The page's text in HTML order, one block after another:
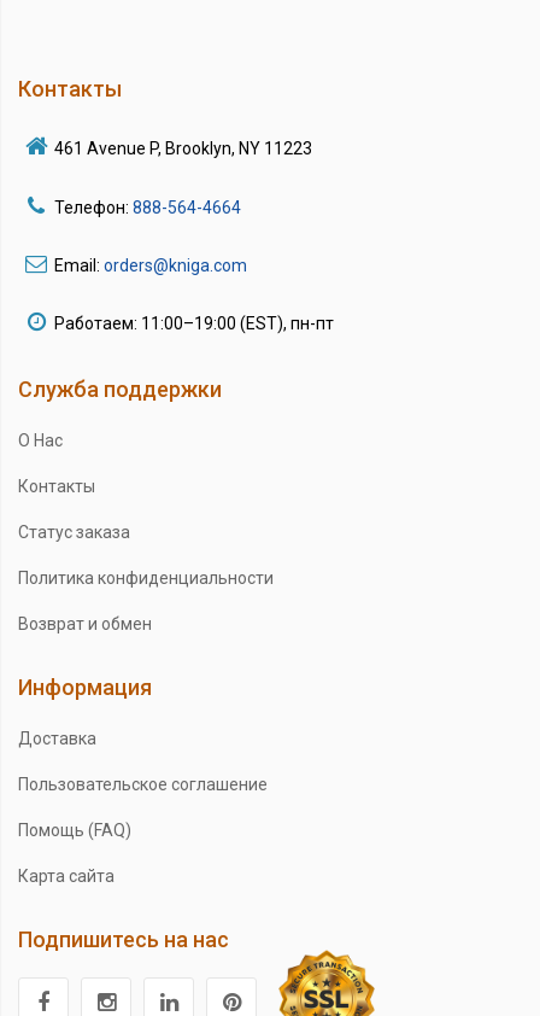
Контакты
461 Avenue P, Brooklyn, NY 11223
Телефон: 888-564-4664
Email: orders@kniga.com
Работаем: 11:00–19:00 (EST), пн-пт
Служба поддержки
О Нас
Контакты
Статус заказа
Политика конфиденциальности
Возврат и обмен
Информация
Доставка
Пользовательское соглашение
Помощь (FAQ)
Карта сайта
Подпишитесь на нас